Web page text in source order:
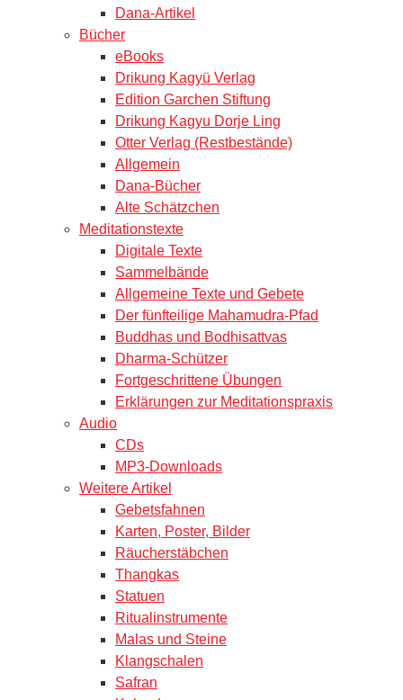
Dana-Artikel
Bücher
eBooks
Drikung Kagyü Verlag
Edition Garchen Stiftung
Drikung Kagyu Dorje Ling
Otter Verlag (Restbestände)
Allgemein
Dana-Bücher
Alte Schätzchen
Meditationstexte
Digitale Texte
Sammelbände
Allgemeine Texte und Gebete
Der fünfteilige Mahamudra-Pfad
Buddhas und Bodhisattvas
Dharma-Schützer
Fortgeschrittene Übungen
Erklärungen zur Meditationspraxis
Audio
CDs
MP3-Downloads
Weitere Artikel
Gebetsfahnen
Karten, Poster, Bilder
Räucherstäbchen
Thangkas
Statuen
Ritualinstrumente
Malas und Steine
Klangschalen
Safran